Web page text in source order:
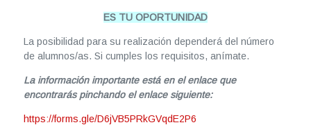
ES TU OPORTUNIDAD
La posibilidad para su realización dependerá del número
de alumnos/as. Si cumples los requisitos, anímate.
La información importante está en el enlace que
encontrarás pinchando el enlace siguiente:
https://forms.gle/D6jVB5PRkGVqdE2P6